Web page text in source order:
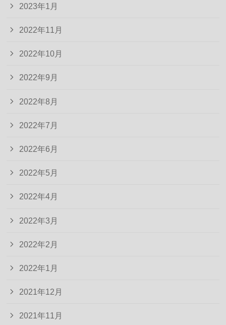
2023年1月
2022年11月
2022年10月
2022年9月
2022年8月
2022年7月
2022年6月
2022年5月
2022年4月
2022年3月
2022年2月
2022年1月
2021年12月
2021年11月